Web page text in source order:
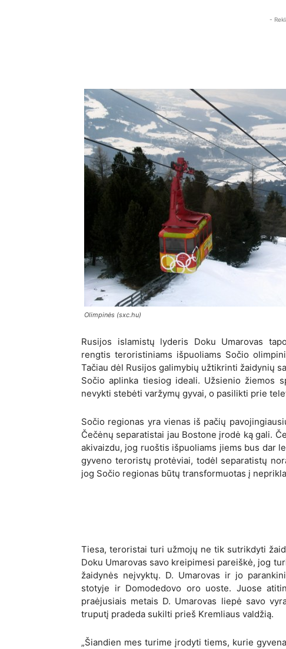
-
Olimpinės (sxc.hu)
Rusijos islamistų lyderis Doku Umarovas
rengtis teroristiniams išpuoliams Sočio
Tačiau dėl Rusijos galimybių užtikrinti žaidynių
Sočio aplinka tiesiog ideali. Užsienio žiemos
nevykti stebėti varžymų gyvai, o pasilikti prie
Sočio regionas yra vienas iš pačių
Čečėnų separatistai jau Bostone įrodė ką gali.
akivaizdu, jog ruoštis išpuoliams jiems bus dar
gyveno teroristų protėviai, todėl separatistų
jog Sočio regionas būtų transformuotas į
Tiesa, teroristai turi užmojų ne tik sutrikdyti
Doku Umarovas savo kreipimesi pareiškė, jog
žaidynės neįvyktų. D. Umarovas ir jo
stotyje ir Domodedovo oro uoste. Juose
praėjusiais metais D. Umarovas liepė savo
truputį pradeda sukilti prieš Kremliaus valdžią.
„Šiandien mes turime įrodyti tiems, kurie